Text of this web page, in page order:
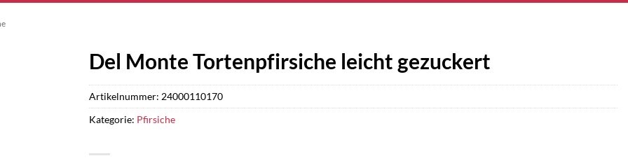
Del Monte Tortenpfirsiche leicht gezuckert
Artikelnummer: 24000110170
Kategorie: Pfirsiche